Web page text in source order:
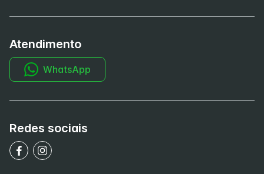
Atendimento
WhatsApp
Redes sociais